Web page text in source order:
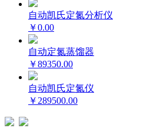
自动凯氏定氮分析仪
￥0.00
自动定氮蒸馏器
￥89350.00
自动凯氏定氮仪
￥289500.00